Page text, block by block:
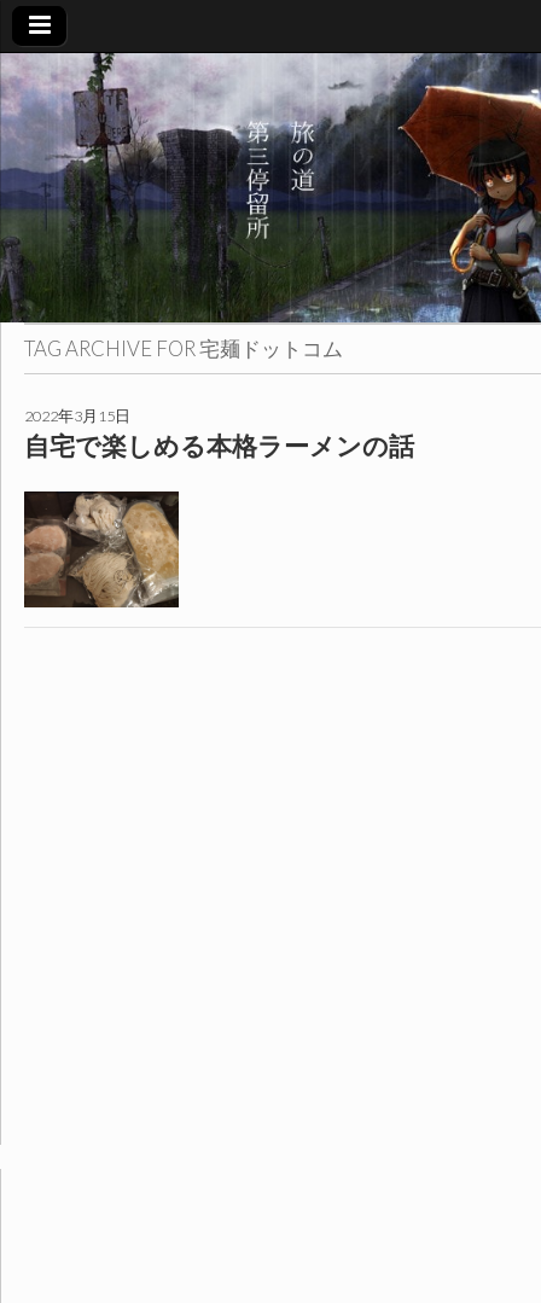
旅
の
道
第
三
停
留
所
TAG ARCHIVE FOR宅麺ドットコム
2022年3月15日
自宅で楽しめる本格ラーメンの話